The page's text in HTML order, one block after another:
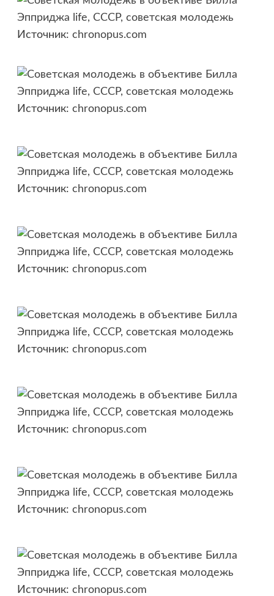
Источник: chronopus.com
Источник: chronopus.com
Источник: chronopus.com
Источник: chronopus.com
Источник: chronopus.com
Источник: chronopus.com
Источник: chronopus.com
Источник: chronopus.com